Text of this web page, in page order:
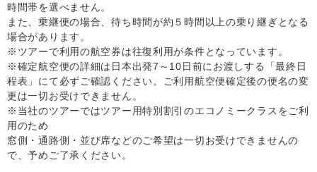
時間帯を選べません。
また、乗継便の場合、待ち時間が約５時間以上の乗り継ぎとなる
場合があります。
※ツアーで利用の航空券は往復利用が条件となっています。
※確定航空便の詳細は日本出発7～10日前にお渡しする「最終日
程表」にて必ずご確認ください。ご利用航空便確定後の便名の変
更は一切お受けできません。
※当社のツアーではツアー用特別割引のエコノミークラスをご利
用のため
窓側・通路側・並び席などのご希望は一切お受けできませんの
で、予めご了承ください。